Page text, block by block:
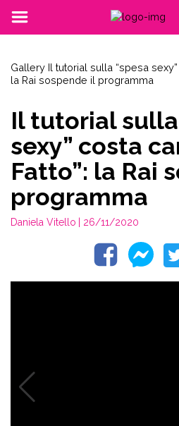
Gallery Il tutorial sulla “spesa
la Rai sospende il programma
Il tutorial sulla
sexy” costa
Fatto”: la Rai
programma
Daniela Vitello | 26/11/2020